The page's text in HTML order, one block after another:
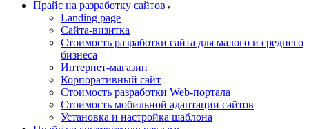
Прайс на разработку сайтов
Landing page
Cайта-визитка
Стоимость разработки сайта для малого и среднего
бизнеса
Интернет-магазин
Корпоративный сайт
Стоимость разработки Web-портала
Стоимость мобильной адаптации сайтов
Установка и настройка шаблона